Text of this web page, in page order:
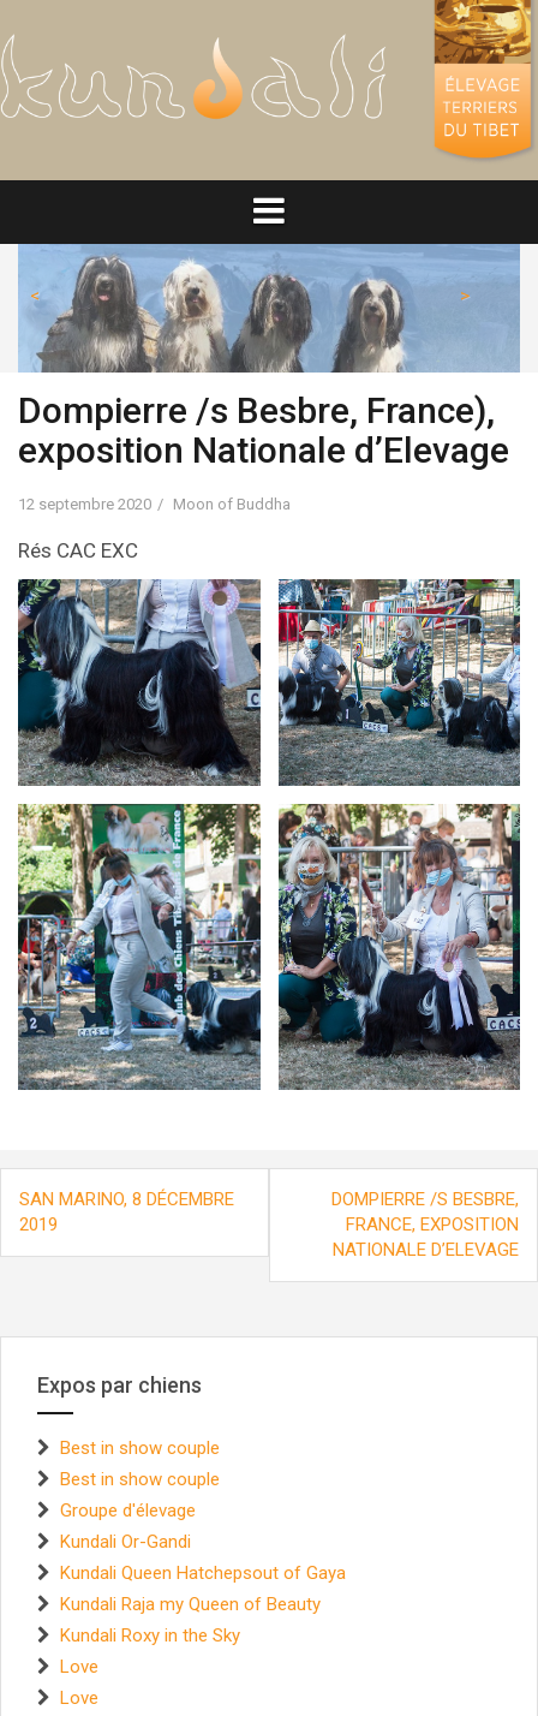
au
contenu
< >
Dompierre /s Besbre, France),
exposition Nationale d’Elevage
12 septembre 2020 Moon of Buddha
Rés CAC EXC
de
l’article
SAN MARINO, 8 DÉCEMBRE
2019
DOMPIERRE /S BESBRE,
FRANCE, EXPOSITION
NATIONALE D’ELEVAGE
Expos par chiens
Best in show couple
Best in show couple
Groupe d'élevage
Kundali Or-Gandi
Kundali Queen Hatchepsout of Gaya
Kundali Raja my Queen of Beauty
Kundali Roxy in the Sky
Love
Love